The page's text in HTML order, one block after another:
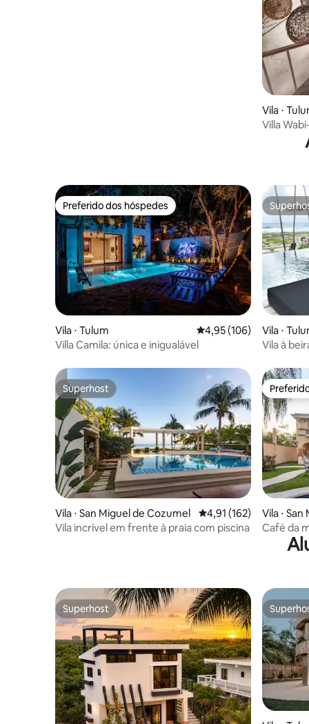
Vila ⋅
Villa
Preferido dos hóspedes
Preferido dos hóspedes
Vila ⋅ Tulum 4,95 de uma avaliação
4,95 (106)
Villa Camila: única e inigualável
Vila ⋅
Vila à
Superhost
Superhost
Vila ⋅ San Miguel de Cozumel 4,91 de uma avaliação
4,91 (162)
Vila incrível em frente à praia com piscina
Vila ⋅
Café da
5
Superhost
Superhost